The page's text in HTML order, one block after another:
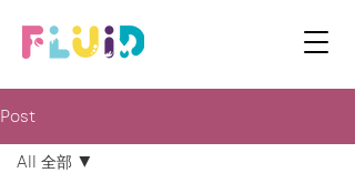
Post
All 全部